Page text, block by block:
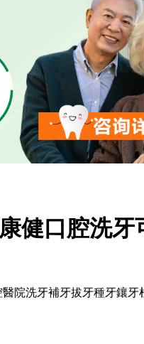
健口腔洗牙
院洗牙補牙拔牙種牙鑲